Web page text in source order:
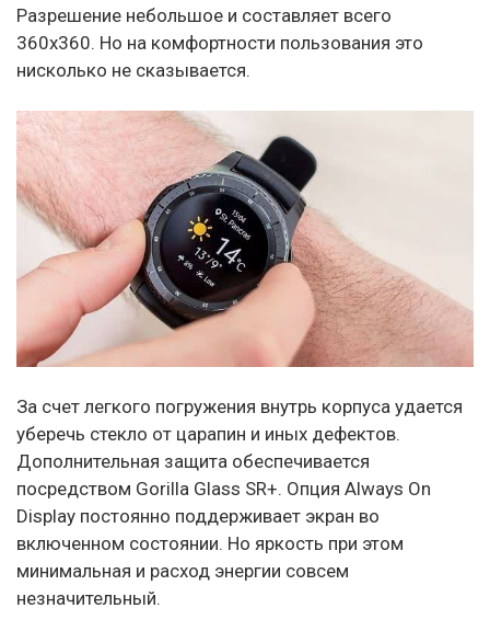
Разрешение небольшое и составляет всего
360х360. Но на комфортности пользования это
нисколько не сказывается.
За счет легкого погружения внутрь корпуса удается
уберечь стекло от царапин и иных дефектов.
Дополнительная защита обеспечивается
посредством Gorilla Glass SR+. Опция Always On
Display постоянно поддерживает экран во
включенном состоянии. Но яркость при этом
минимальная и расход энергии совсем
незначительный.